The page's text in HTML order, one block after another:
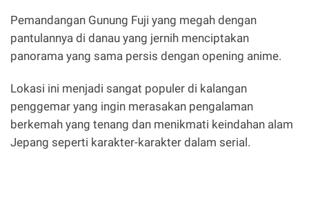
Pemandangan Gunung Fuji yang megah dengan
pantulannya di danau yang jernih menciptakan
panorama yang sama persis dengan opening anime.
Lokasi ini menjadi sangat populer di kalangan
penggemar yang ingin merasakan pengalaman
berkemah yang tenang dan menikmati keindahan alam
Jepang seperti karakter-karakter dalam serial.